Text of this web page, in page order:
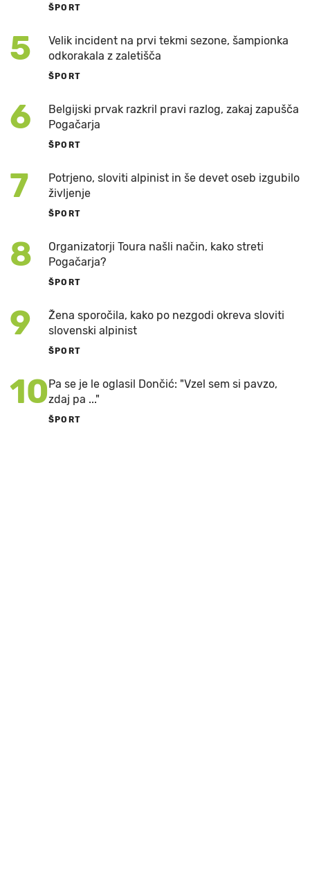
ŠPORT
5
Velik incident na prvi tekmi sezone, šampionka
odkorakala z zaletišča
ŠPORT
6
Belgijski prvak razkril pravi razlog, zakaj zapušča
Pogačarja
ŠPORT
7
Potrjeno, sloviti alpinist in še devet oseb izgubilo
življenje
ŠPORT
8
Organizatorji Toura našli način, kako streti
Pogačarja?
ŠPORT
9
Žena sporočila, kako po nezgodi okreva sloviti
slovenski alpinist
ŠPORT
10Pa se je le oglasil Dončić: "Vzel sem si pavzo,
zdaj pa ..."
ŠPORT